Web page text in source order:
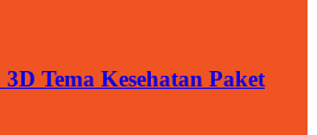
Tema Kesehatan Paket